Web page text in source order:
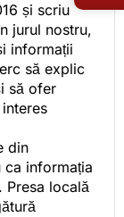
și scriu
jurul nostru,
informații
să explic
să ofer
din
informația
Presa locală